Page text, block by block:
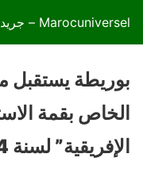
Marocuniversel – جريدة وطنية شاملة ومتجددة
بوريطة يستقبل
الخاص بقمة
الإفريقية” لسنة 2024